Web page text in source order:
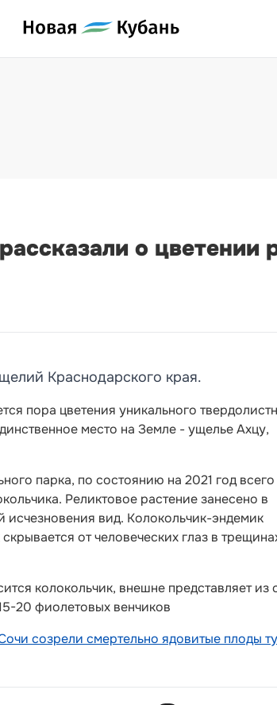
о цветении
Краснодарского края.
пора цветения уникального
место на Земле - ущелье Ахцу,
парка, по состоянию на 2021 год всего
Реликтовое растение занесено в
вид. Колокольчик-эндемик
от человеческих глаз в
колокольчик, внешне представляет из
20 фиолетовых венчиков
созрели смертельно ядовитые плоды